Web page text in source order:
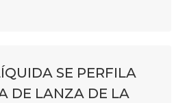
SE PERFILA
DE LANZA DE LA